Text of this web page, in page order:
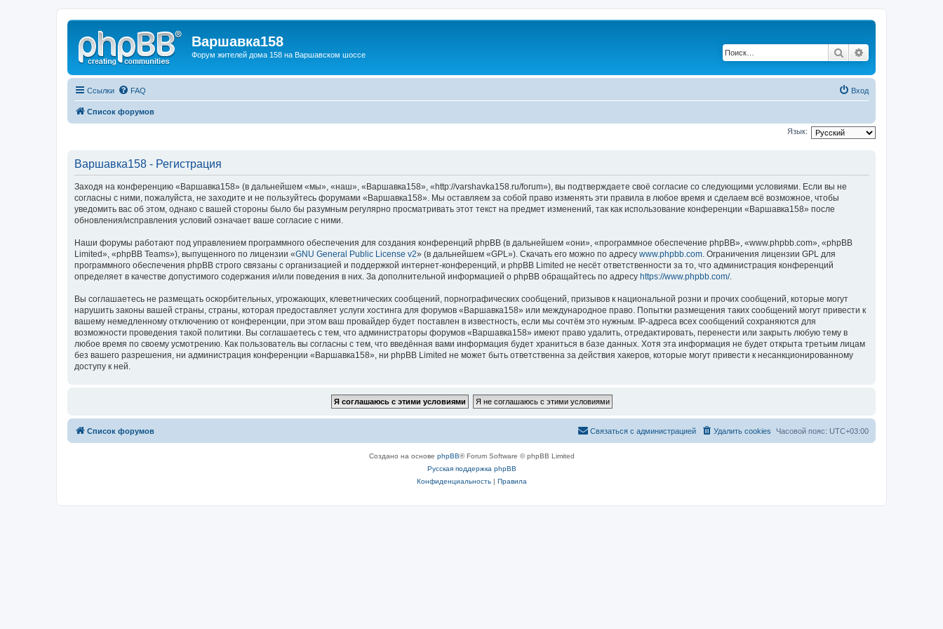
Варшавка158
Форум жителей дома 158 на Варшавском шоссе Поиск
Ссылки FAQ Вход
Список форумов
Язык:
Варшавка158 - Регистрация
Заходя на конференцию «Варшавка158» (в дальнейшем «мы», «наш», «Варшавка158», «http://varshavka158.ru/forum»), вы подтверждаете своё согласие со следующими условиями. Если вы не
согласны с ними, пожалуйста, не заходите и не пользуйтесь форумами «Варшавка158». Мы оставляем за собой право изменять эти правила в любое время и сделаем всё возможное, чтобы
уведомить вас об этом, однако с вашей стороны было бы разумным регулярно просматривать этот текст на предмет изменений, так как использование конференции «Варшавка158» после
обновления/исправления условий означает ваше согласие с ними.
Наши форумы работают под управлением программного обеспечения для создания конференций phpBB (в дальнейшем «они», «программное обеспечение phpBB», «www.phpbb.com», «phpBB
Limited», «phpBB Teams»), выпущенного по лицензии «GNU General Public License v2» (в дальнейшем «GPL»). Скачать его можно по адресу www.phpbb.com. Ограничения лицензии GPL для
программного обеспечения phpBB строго связаны с организацией и поддержкой интернет-конференций, и phpBB Limited не несёт ответственности за то, что администрация конференций
определяет в качестве допустимого содержания и/или поведения в них. За дополнительной информацией о phpBB обращайтесь по адресу https://www.phpbb.com/.
Вы соглашаетесь не размещать оскорбительных, угрожающих, клеветнических сообщений, порнографических сообщений, призывов к национальной розни и прочих сообщений, которые могут
нарушить законы вашей страны, страны, которая предоставляет услуги хостинга для форумов «Варшавка158» или международное право. Попытки размещения таких сообщений могут привести к
вашему немедленному отключению от конференции, при этом ваш провайдер будет поставлен в известность, если мы сочтём это нужным. IP-адреса всех сообщений сохраняются для
возможности проведения такой политики. Вы соглашаетесь с тем, что администраторы форумов «Варшавка158» имеют право удалить, отредактировать, перенести или закрыть любую тему в
любое время по своему усмотрению. Как пользователь вы согласны с тем, что введённая вами информация будет храниться в базе данных. Хотя эта информация не будет открыта третьим лицам
без вашего разрешения, ни администрация конференции «Варшавка158», ни phpBB Limited не может быть ответственна за действия хакеров, которые могут привести к несанкционированному
доступу к ней.
Список форумов Часовой пояс: UTC+03:00
Удалить cookies
Связаться с администрацией
Создано на основе phpBB® Forum Software © phpBB Limited
Русская поддержка phpBB
Конфиденциальность| Правила